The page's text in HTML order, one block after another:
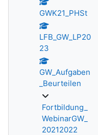
GWK21_PHSt
LFB_GW_LP20
23
GW_Aufgaben
_Beurteilen
Fortbildung_
WebinarGW_
20212022